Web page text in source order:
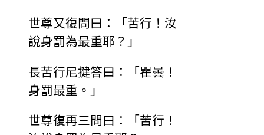
世尊又復問曰：「苦行！汝
說身罰為最重耶？」
長苦行尼揵答曰：「瞿曇！
身罰最重。」
世尊復再三問曰：「苦行！